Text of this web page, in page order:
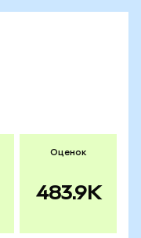
Оценок
483.9K